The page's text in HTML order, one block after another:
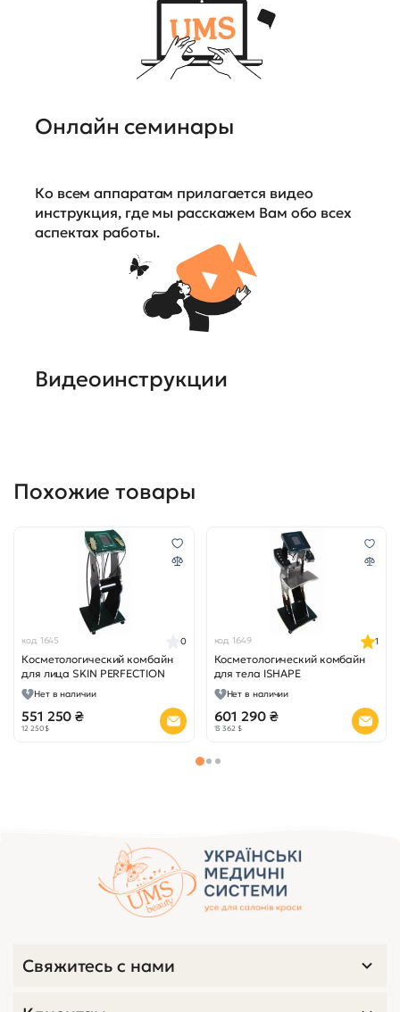
Онлайн семинары
Ко всем аппаратам прилагается видео
инструкция, где мы расскажем Вам обо всех
аспектах работы.
Видеоинструкции
Похожие товары
код 1645
Косметологический комбайн
для лица SKIN PERFECTION
0
Нет в наличии
551 250 ₴
12 250 $
код 1649
Косметологический комбайн
для тела ISHAPE
1
Нет в наличии
601 290 ₴
13 362 $
Свяжитесь с нами